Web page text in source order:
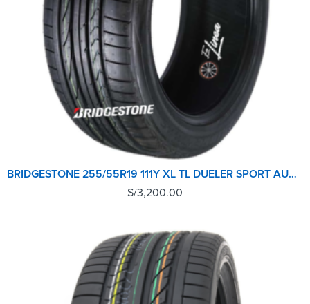
BRIDGESTONE 255/55R19 111Y XL TL DUELER SPORT AUD Q7 WAR AOE
S/3,200.00